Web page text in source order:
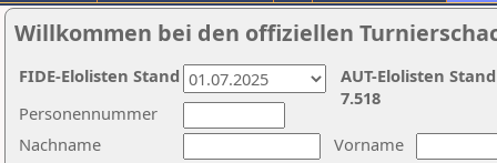
Willkommen bei den offiziellen
Nachname
Vorname
Personennummer
AUT-Elolisten
7.518
FIDE-Elolisten Stand